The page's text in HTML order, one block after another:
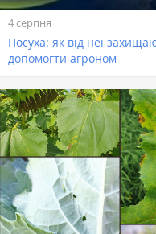
4 серпня
Посуха: як від неї
допомогти агроном